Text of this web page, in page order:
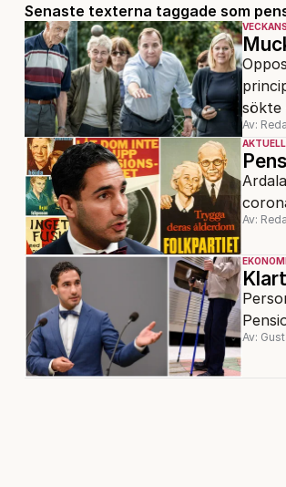
Senaste texterna taggade som
sökte
Av:
Av:
Av: